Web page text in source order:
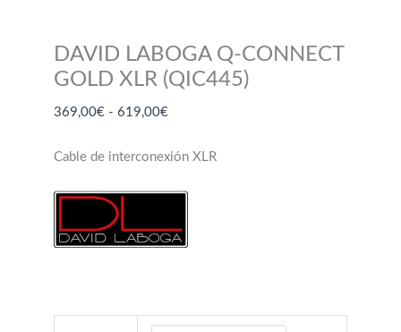
DAVID LABOGA Q-CONNECT
GOLD XLR (QIC445)
369,00€ - 619,00€Rango
precios:
369,00€
619,00€
Cable de interconexión XLR